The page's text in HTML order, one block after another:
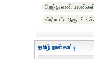
பிறந்த எண் பலன்கள்
ஸ்ரீராமர் ஆரூடச்
தமிழ் நாள்காட்டி